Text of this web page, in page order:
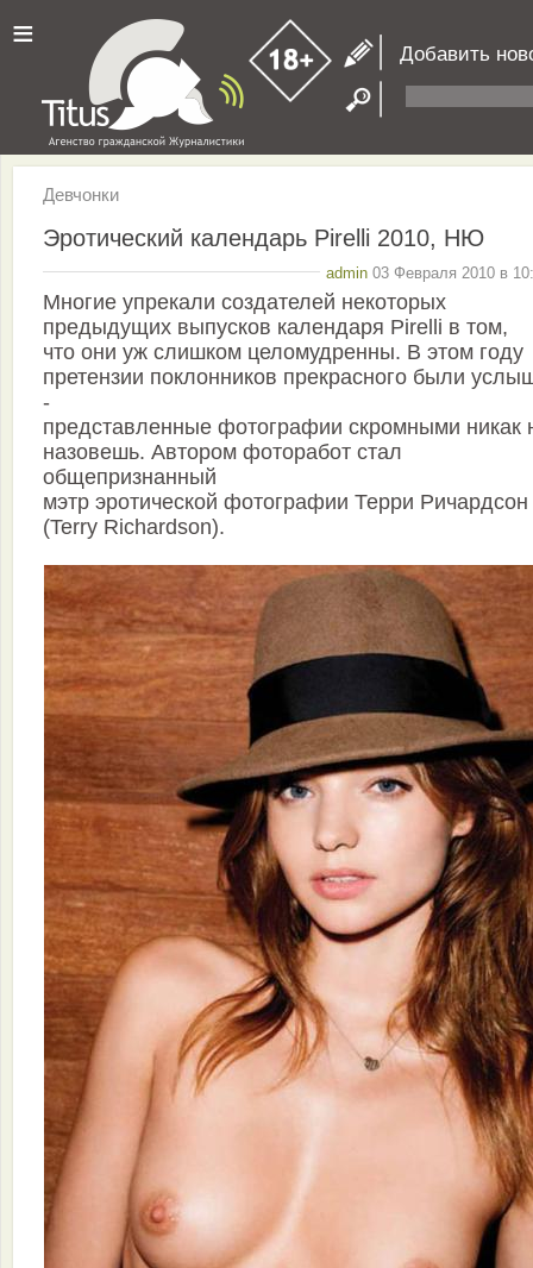
≡ Добавить
Девчонки
Эротический календарь Pirelli 2010, НЮ
admin 03 Февраля 2010 в
Многие упрекали создателей некоторых
предыдущих выпусков календаря Pirelli в том,
что они уж слишком целомудренны. В этом году
претензии поклонников прекрасного были
-
представленные фотографии скромными никак
назовешь. Автором фоторабот стал
общепризнанный
мэтр эротической фотографии Терри Ричардсон
(Terry Richardson).